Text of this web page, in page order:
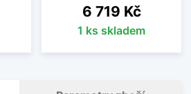
Cena
6 719 Kč
1 ks skladem